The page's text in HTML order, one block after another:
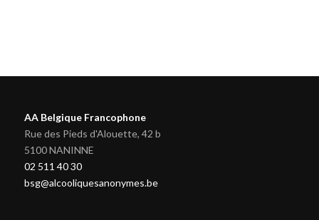
AA Belgique Francophone
Rue des Pieds d'Alouette, 42 b
5100 NANINNE
02 511 40 30
bsg@alcooliquesanonymes.be